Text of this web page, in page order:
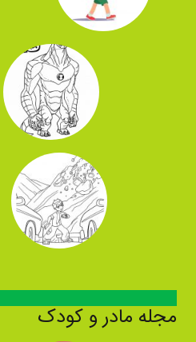
مجله مادر و کودک